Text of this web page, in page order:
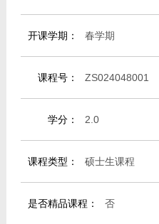
开课学期： 春学期
课程号： ZS024048001
学分： 2.0
课程类型： 硕士生课程
是否精品课程： 否